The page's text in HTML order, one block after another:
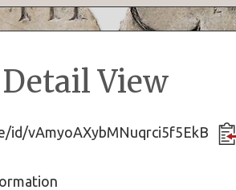
Detail View
id/vAmyoAXybMNuqrci5f5EkB